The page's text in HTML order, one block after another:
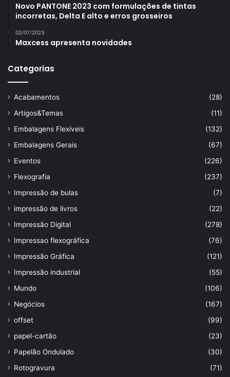
Novo PANTONE 2023 com formulações de tintas
incorretas, Delta E alto e erros grosseiros
02/07/2023
Maxcess apresenta novidades
Categorias
Acabamentos
(28)
Artigos&Temas
(11)
Embalagens Flexíveis
(132)
Embalagens Gerais
(67)
Eventos
(226)
Flexografia
(237)
Impressão de bulas
(7)
impressão de livros
(22)
Impressão Digital
(278)
Impressao flexográfica
(76)
Impressão Gráfica
(121)
Impressão industrial
(55)
Mundo
(106)
Negócios
(167)
offset
(99)
papel-cartão
(23)
Papelão Ondulado
(30)
Rotogravura
(71)